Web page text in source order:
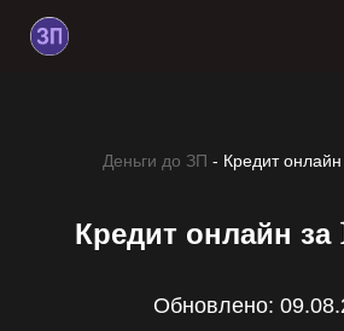
Деньги до ЗП - Кредит
Кредит онлайн за
Обновлено: